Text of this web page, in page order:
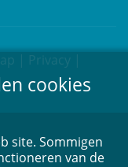
| Privacy |
cookies
site. Sommigen
van de